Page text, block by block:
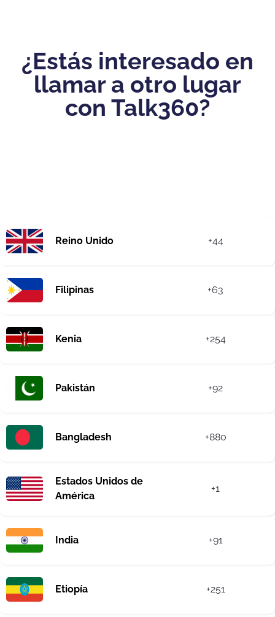
¿Estás interesado en
llamar a otro lugar
con Talk360?
Reino Unido +44
Filipinas +63
Kenia +254
Pakistán +92
Bangladesh +880
Estados Unidos de
América
+1
India +91
Etiopía +251